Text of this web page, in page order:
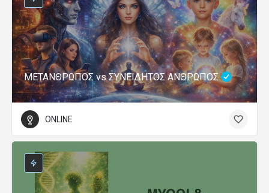
ΜΕΤΑΝΘΡΩΠΟΣ vs ΣΥΝΕΙΔΗΤΟΣ ΑΝΘΡΩΠΟΣ
ONLINE